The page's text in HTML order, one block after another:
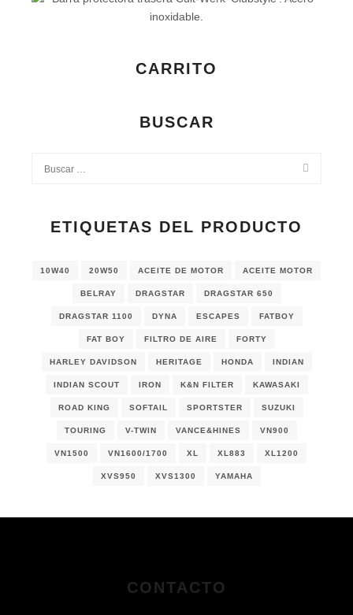
CARRITO
BUSCAR
ETIQUETAS DEL PRODUCTO
10W40 20W50 ACEITE DE MOTOR ACEITE MOTOR
BELRAY DRAGSTAR DRAGSTAR 650
DRAGSTAR 1100 DYNA ESCAPES FATBOY
FAT BOY FILTRO DE AIRE FORTY
HARLEY DAVIDSON HERITAGE HONDA INDIAN
INDIAN SCOUT IRON K&N FILTER KAWASAKI
ROAD KING SOFTAIL SPORTSTER SUZUKI
TOURING V-TWIN VANCE&HINES VN900
VN1500 VN1600/1700 XL XL883 XL1200
XVS950 XVS1300 YAMAHA
CONTACTO